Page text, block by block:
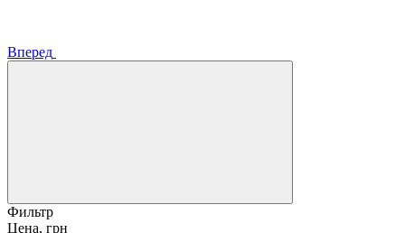
Вперед
Фильтр
Цена, грн